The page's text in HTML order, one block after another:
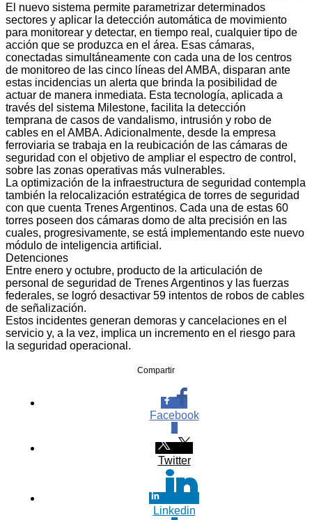
El nuevo sistema permite parametrizar determinados
sectores y aplicar la detección automática de movimiento
para monitorear y detectar, en tiempo real, cualquier tipo de
acción que se produzca en el área. Esas cámaras,
conectadas simultáneamente con cada una de los centros
de monitoreo de las cinco líneas del AMBA, disparan ante
estas incidencias un alerta que brinda la posibilidad de
actuar de manera inmediata. Esta tecnología, aplicada a
través del sistema Milestone, facilita la detección
temprana de casos de vandalismo, intrusión y robo de
cables en el AMBA. Adicionalmente, desde la empresa
ferroviaria se trabaja en la reubicación de las cámaras de
seguridad con el objetivo de ampliar el espectro de control,
sobre las zonas operativas más vulnerables.
La optimización de la infraestructura de seguridad contempla
también la relocalización estratégica de torres de seguridad
con que cuenta Trenes Argentinos. Cada una de estas 60
torres poseen dos cámaras domo de alta precisión en las
cuales, progresivamente, se está implementando este nuevo
módulo de inteligencia artificial.
Detenciones
Entre enero y octubre, producto de la articulación de
personal de seguridad de Trenes Argentinos y las fuerzas
federales, se logró desactivar 59 intentos de robos de cables
de señalización.
Estos incidentes generan demoras y cancelaciones en el
servicio y, a la vez, implica un incremento en el riesgo para
la seguridad operacional.
Compartir
Facebook
Twitter
Linkedin